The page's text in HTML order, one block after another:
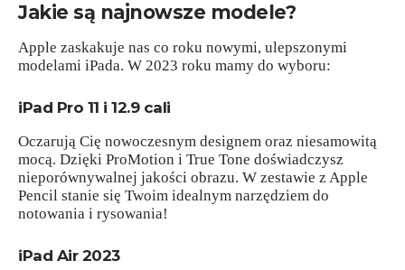
Jakie są najnowsze modele?
Apple zaskakuje nas co roku nowymi, ulepszonymi
modelami iPada. W 2023 roku mamy do wyboru:
iPad Pro 11 i 12.9 cali
Oczarują Cię nowoczesnym designem oraz niesamowitą
mocą. Dzięki ProMotion i True Tone doświadczysz
nieporównywalnej jakości obrazu. W zestawie z Apple
Pencil stanie się Twoim idealnym narzędziem do
notowania i rysowania!
iPad Air 2023